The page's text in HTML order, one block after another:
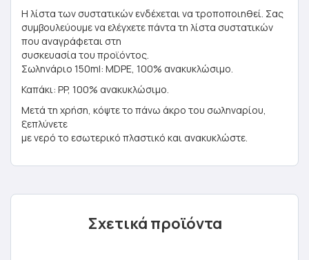
Η λίστα των συστατικών ενδέχεται να τροποποιηθεί. Σας
συμβουλεύουμε να ελέγχετε πάντα τη λίστα συστατικών
που αναγράφεται στη
συσκευασία του προϊόντος.
Σωληνάριο 150ml: MDPE, 100% ανακυκλώσιμο.
Καπάκι: PP, 100% ανακυκλώσιμο.
Μετά τη χρήση, κόψτε το πάνω άκρο του σωληναρίου,
ξεπλύνετε
με νερό το εσωτερικό πλαστικό και ανακυκλώστε.
Σχετικά προϊόντα